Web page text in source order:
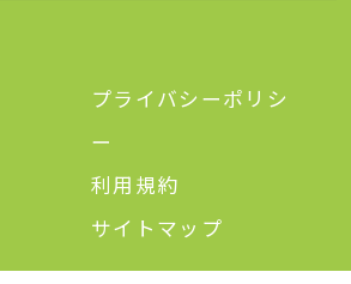
プライバシーポリシ
ー
利用規約
サイトマップ